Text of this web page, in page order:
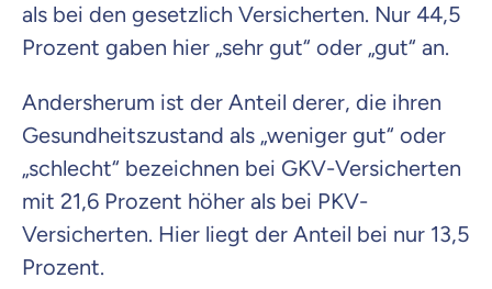
als bei den gesetzlich Versicherten. Nur 44,5
Prozent gaben hier „sehr gut“ oder „gut“ an.
Andersherum ist der Anteil derer, die ihren
Gesundheitszustand als „weniger gut“ oder
„schlecht“ bezeichnen bei GKV-Versicherten
mit 21,6 Prozent höher als bei PKV-
Versicherten. Hier liegt der Anteil bei nur 13,5
Prozent.